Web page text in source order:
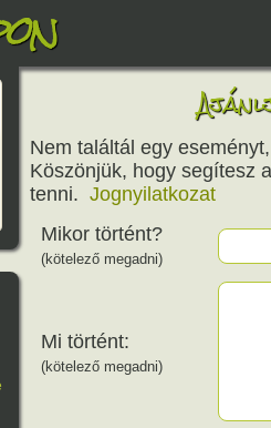
Nem találtál egy
Köszönjük, hogy segítesz
tenni. Jognyilatkozat
Mikor történt?
(kötelező megadni)
Mi történt:
(kötelező megadni)